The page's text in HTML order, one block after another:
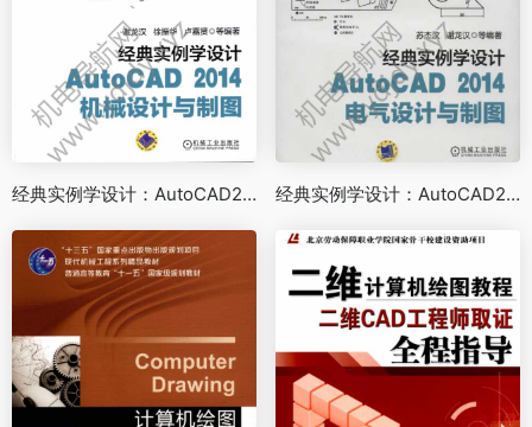
经典实例学设计：AutoCAD2014机械设计与制图 经典实例学设计：AutoCAD2014电气设计与制图